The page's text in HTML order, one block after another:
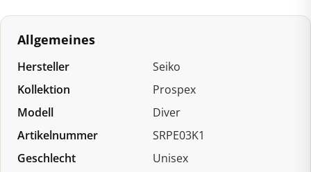
Allgemeines
Hersteller
Seiko
Kollektion
Prospex
Modell
Diver
Artikelnummer
SRPE03K1
Geschlecht
Unisex